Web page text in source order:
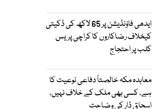
ایدھی فاؤنڈیشن پر 65 لاکھ کی ڈکیتی
کیخلاف رضاکاروں کا کراچی پریس
کلب پر احتجاج
معاہدہ مکہ خالصتاً دفاعی نوعیت کا
ہے، کسی بھی ملک کے خلاف نہیں،
اسحاق ڈار کی وضاحت